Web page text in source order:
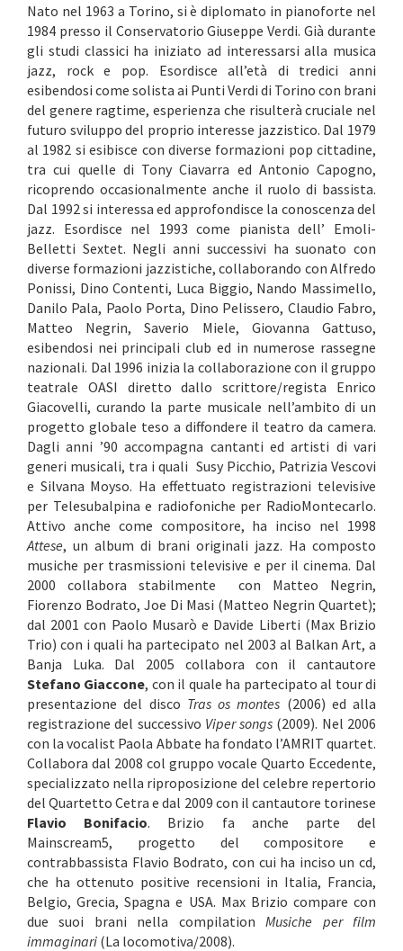
Nato nel 1963 a Torino, si è diplomato in pianoforte nel
1984 presso il Conservatorio Giuseppe Verdi. Già durante
gli studi classici ha iniziato ad interessarsi alla musica
jazz, rock e pop. Esordisce all’età di tredici anni
esibendosi come solista ai Punti Verdi di Torino con brani
del genere ragtime, esperienza che risulterà cruciale nel
futuro sviluppo del proprio interesse jazzistico. Dal 1979
al 1982 si esibisce con diverse formazioni pop cittadine,
tra cui quelle di Tony Ciavarra ed Antonio Capogno,
ricoprendo occasionalmente anche il ruolo di bassista.
Dal 1992 si interessa ed approfondisce la conoscenza del
jazz. Esordisce nel 1993 come pianista dell’ Emoli-
Belletti Sextet. Negli anni successivi ha suonato con
diverse formazioni jazzistiche, collaborando con Alfredo
Ponissi, Dino Contenti, Luca Biggio, Nando Massimello,
Danilo Pala, Paolo Porta, Dino Pelissero, Claudio Fabro,
Matteo Negrin, Saverio Miele, Giovanna Gattuso,
esibendosi nei principali club ed in numerose rassegne
nazionali. Dal 1996 inizia la collaborazione con il gruppo
teatrale OASI diretto dallo scrittore/regista Enrico
Giacovelli, curando la parte musicale nell’ambito di un
progetto globale teso a diffondere il teatro da camera.
Dagli anni ’90 accompagna cantanti ed artisti di vari
generi musicali, tra i quali Susy Picchio, Patrizia Vescovi
e Silvana Moyso. Ha effettuato registrazioni televisive
per Telesubalpina e radiofoniche per RadioMontecarlo.
Attivo anche come compositore, ha inciso nel 1998
Attese, un album di brani originali jazz. Ha composto
musiche per trasmissioni televisive e per il cinema. Dal
2000 collabora stabilmente con Matteo Negrin,
Fiorenzo Bodrato, Joe Di Masi (Matteo Negrin Quartet);
dal 2001 con Paolo Musarò e Davide Liberti (Max Brizio
Trio) con i quali ha partecipato nel 2003 al Balkan Art, a
Banja Luka. Dal 2005 collabora con il cantautore
Stefano Giaccone, con il quale ha partecipato al tour di
presentazione del disco Tras os montes (2006) ed alla
registrazione del successivo Viper songs (2009). Nel 2006
con la vocalist Paola Abbate ha fondato l’AMRIT quartet.
Collabora dal 2008 col gruppo vocale Quarto Eccedente,
specializzato nella riproposizione del celebre repertorio
del Quartetto Cetra e dal 2009 con il cantautore torinese
Flavio Bonifacio. Brizio fa anche parte del
Mainscream5, progetto del compositore e
contrabbassista Flavio Bodrato, con cui ha inciso un cd,
che ha ottenuto positive recensioni in Italia, Francia,
Belgio, Grecia, Spagna e USA. Max Brizio compare con
due suoi brani nella compilationMusiche per film
immaginari (La locomotiva/2008).